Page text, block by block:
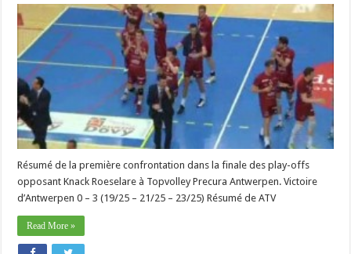
Résumé de la première confrontation dans la finale des play-offs
opposant Knack Roeselare à Topvolley Precura Antwerpen. Victoire
d’Antwerpen 0 – 3 (19/25 – 21/25 – 23/25) Résumé de ATV
Read More »